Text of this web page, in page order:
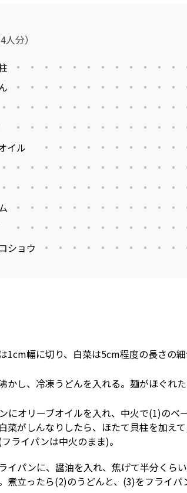
4人分）
イル
ショウ
1cm幅に切り、白菜は5cm程度の長さの細
かし、冷凍うどんを入れる。麺がほぐれた
にオリーブオイルを入れ、中火で(1)のベ
菜がしんなりしたら、ほたて貝柱を加え
ライパンは中火のまま)。
イパンに、醤油を入れ、焦げて半分くら
煮立ったら(2)のうどんと、(3)をフライパ